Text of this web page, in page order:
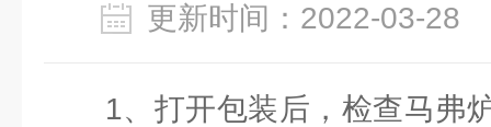
更新时间：2022-03-
1、打开包装后，检查马弗